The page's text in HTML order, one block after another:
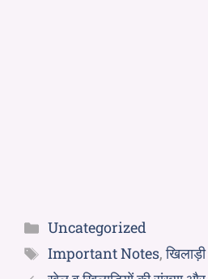
Uncategorized
Important Notes,